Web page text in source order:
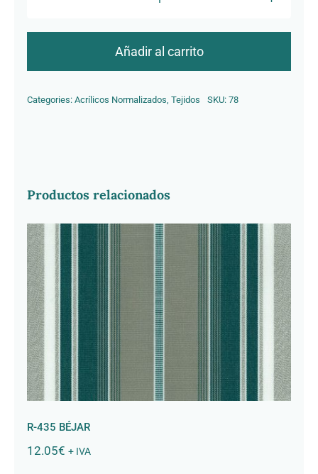
R-
Haya
Añadir al carrito
Categories: Acrílicos Normalizados Tejidos SKU: 78
Productos relacionados
R-435 BÉJAR
R-435 BÉJAR
12.05€ + IVA